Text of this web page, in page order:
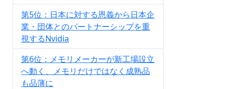
第5位：日本に対する恩義から日本企
業・団体とのパートナーシップを重
視するNvidia
第6位：メモリメーカーが新工場設立
へ動く、メモリだけではなく成熟品
も品薄に